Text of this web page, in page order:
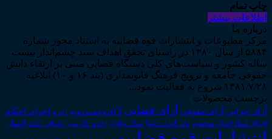
چاپ تمام
اطلاعات بیشتر
درباره ما
مرکز مطبوعات و انتشارات قوه قضاییه به استناد مجوز شماره
۵۸۸۴ از سال ۱۳۸۰ در راستای تحقق اهداف سند چشم‌انداز بیست
ساله کشور و سیاست‌های کلی دستگاه قضایی مبنی بر ارتقاء دانش
حقوقی جامعه و ترویج فرهنگ قانونمداری (بند ۱۶ و ۱۰) ابلاغیه
۱۳۸۱/۷/۲۸ شروع به فعالیت نمود...
برچسب محصولات
آرای جزایی آرای حقوقی آرای قضایی آرای وحدت رویه اجاره اجرای احکام
اجرای اسناد احوال شخصیه ادله_اثبات_دعوا اسناد_تجاری اعاده_دادرسی اعتراض_ثالث اعسار